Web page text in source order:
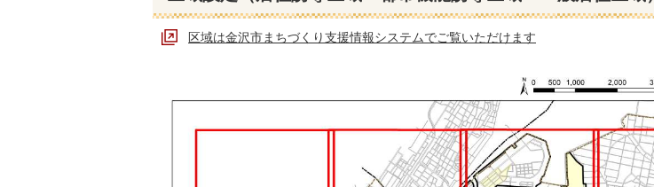
区域は金沢市まちづくり支援情報システムでご覧いただけます